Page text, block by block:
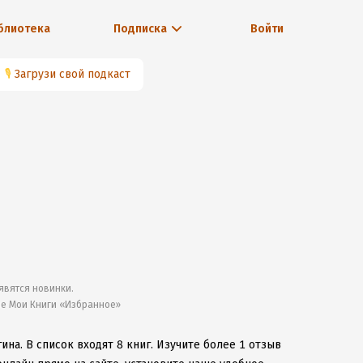
Подписка Войти
🎙 Загрузи свой подкаст
новинки.
Мои Книги «Избранное»
В список входят 8 книг. Изучите более 1 отзыв